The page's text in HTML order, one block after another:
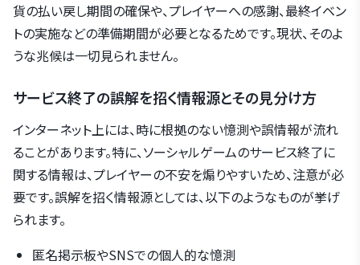
貨の払い戻し期間の確保や、プレイヤーへの感謝、最終イベン
トの実施などの準備期間が必要となるためです。現状、そのよ
うな兆候は一切見られません。
サービス終了の誤解を招く情報源とその見分け方
インターネット上には、時に根拠のない憶測や誤情報が流れ
ることがあります。特に、ソーシャルゲームのサービス終了に
関する情報は、プレイヤーの不安を煽りやすいため、注意が必
要です。誤解を招く情報源としては、以下のようなものが挙げ
られます。
匿名掲示板やSNSでの個人的な憶測